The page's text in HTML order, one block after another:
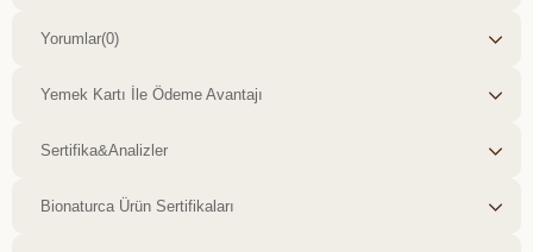
Yorumlar(0)
Yemek Kartı İle Ödeme Avantajı
Sertifika&Analizler
Bionaturca Ürün Sertifikaları